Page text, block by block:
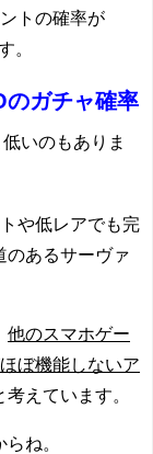
トの確率が
。
のガチャ確率
いのもありま
や低レアでも完
のあるサーヴァ
他のスマホゲー
ぼ機能しないア
えています。
ね。